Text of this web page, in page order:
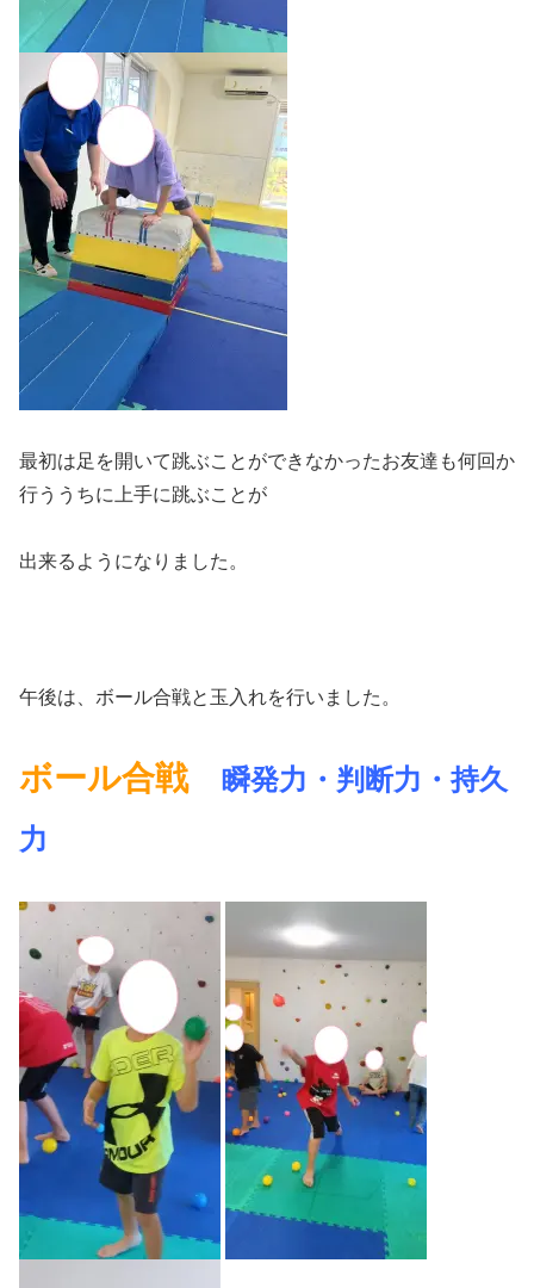
最初は足を開いて跳ぶことができなかったお友達も何回か
行ううちに上手に跳ぶことが
出来るようになりました。
午後は、ボール合戦と玉入れを行いました。
ボール合戦 瞬発力・判断力・持久
力